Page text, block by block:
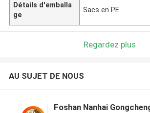
Détails d'emballa
ge
Sacs en PE
Regardez plus
AU SUJET DE NOUS
Foshan Nanhai